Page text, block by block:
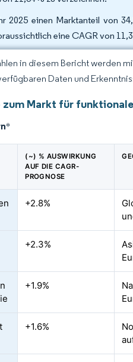
2025 einen Marktanteil von
eine CAGR von
in diesem Bericht werden
Daten und
Markt für
*
(~) % AUSWIRKUNG
AUF DIE CAGR-
PROGNOSE
+2.8%
+2.3%
+1.9%
+1.6%